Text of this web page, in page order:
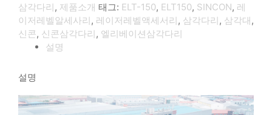
삼각다리, 제품소개 태그: ELT-150, ELT150, SINCON, 레
이저레벨알세사리, 레이저레벨액세서리, 삼각다리, 삼각대,
신콘, 신콘삼각다리, 엘리베이션삼각다리
설명
설명